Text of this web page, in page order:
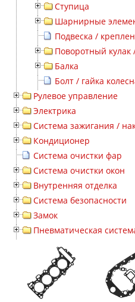
Ступица
Шарнирные
Подвеска /
Поворотный кулак
Балка
Болт / гайка
Рулевое управление
Электрика
Система зажигания /
Кондиционер
Система очистки фар
Система очистки окон
Внутренняя отделка
Система безопасности
Замок
Пневматическая